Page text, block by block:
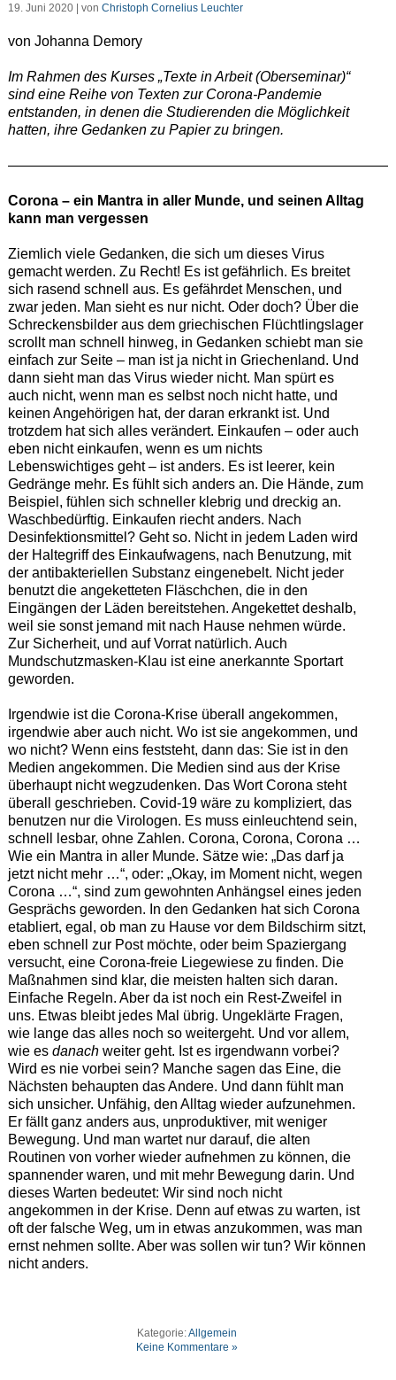
19. Juni 2020 | von Christoph Cornelius Leuchter
von Johanna Demory
Im Rahmen des Kurses „Texte in Arbeit (Oberseminar)“
sind eine Reihe von Texten zur Corona-Pandemie
entstanden, in denen die Studierenden die Möglichkeit
hatten, ihre Gedanken zu Papier zu bringen.
Corona – ein Mantra in aller Munde, und seinen Alltag
kann man vergessen
Ziemlich viele Gedanken, die sich um dieses Virus
gemacht werden. Zu Recht! Es ist gefährlich. Es breitet
sich rasend schnell aus. Es gefährdet Menschen, und
zwar jeden. Man sieht es nur nicht. Oder doch? Über die
Schreckensbilder aus dem griechischen Flüchtlingslager
scrollt man schnell hinweg, in Gedanken schiebt man sie
einfach zur Seite – man ist ja nicht in Griechenland. Und
dann sieht man das Virus wieder nicht. Man spürt es
auch nicht, wenn man es selbst noch nicht hatte, und
keinen Angehörigen hat, der daran erkrankt ist. Und
trotzdem hat sich alles verändert. Einkaufen – oder auch
eben nicht einkaufen, wenn es um nichts
Lebenswichtiges geht – ist anders. Es ist leerer, kein
Gedränge mehr. Es fühlt sich anders an. Die Hände, zum
Beispiel, fühlen sich schneller klebrig und dreckig an.
Waschbedürftig. Einkaufen riecht anders. Nach
Desinfektionsmittel? Geht so. Nicht in jedem Laden wird
der Haltegriff des Einkaufwagens, nach Benutzung, mit
der antibakteriellen Substanz eingenebelt. Nicht jeder
benutzt die angeketteten Fläschchen, die in den
Eingängen der Läden bereitstehen. Angekettet deshalb,
weil sie sonst jemand mit nach Hause nehmen würde.
Zur Sicherheit, und auf Vorrat natürlich. Auch
Mundschutzmasken-Klau ist eine anerkannte Sportart
geworden.
Irgendwie ist die Corona-Krise überall angekommen,
irgendwie aber auch nicht. Wo ist sie angekommen, und
wo nicht? Wenn eins feststeht, dann das: Sie ist in den
Medien angekommen. Die Medien sind aus der Krise
überhaupt nicht wegzudenken. Das Wort Corona steht
überall geschrieben. Covid-19 wäre zu kompliziert, das
benutzen nur die Virologen. Es muss einleuchtend sein,
schnell lesbar, ohne Zahlen. Corona, Corona, Corona …
Wie ein Mantra in aller Munde. Sätze wie: „Das darf ja
jetzt nicht mehr …“, oder: „Okay, im Moment nicht, wegen
Corona …“, sind zum gewohnten Anhängsel eines jeden
Gesprächs geworden. In den Gedanken hat sich Corona
etabliert, egal, ob man zu Hause vor dem Bildschirm sitzt,
eben schnell zur Post möchte, oder beim Spaziergang
versucht, eine Corona-freie Liegewiese zu finden. Die
Maßnahmen sind klar, die meisten halten sich daran.
Einfache Regeln. Aber da ist noch ein Rest-Zweifel in
uns. Etwas bleibt jedes Mal übrig. Ungeklärte Fragen,
wie lange das alles noch so weitergeht. Und vor allem,
wie es danachweiter geht. Ist es irgendwann vorbei?
Wird es nie vorbei sein? Manche sagen das Eine, die
Nächsten behaupten das Andere. Und dann fühlt man
sich unsicher. Unfähig, den Alltag wieder aufzunehmen.
Er fällt ganz anders aus, unproduktiver, mit weniger
Bewegung. Und man wartet nur darauf, die alten
Routinen von vorher wieder aufnehmen zu können, die
spannender waren, und mit mehr Bewegung darin. Und
dieses Warten bedeutet: Wir sind noch nicht
angekommen in der Krise. Denn auf etwas zu warten, ist
oft der falsche Weg, um in etwas anzukommen, was man
ernst nehmen sollte. Aber was sollen wir tun? Wir können
nicht anders.
Kategorie:Allgemein
Keine Kommentare »